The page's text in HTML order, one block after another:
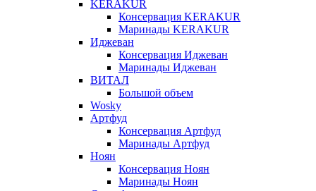
KERAKUR
Консервация KERAKUR
Маринады KERAKUR
Иджеван
Консервация Иджеван
Маринады Иджеван
ВИТАЛ
Большой объем
Wosky
Артфуд
Консервация Артфуд
Маринады Артфуд
Ноян
Консервация Ноян
Маринады Ноян